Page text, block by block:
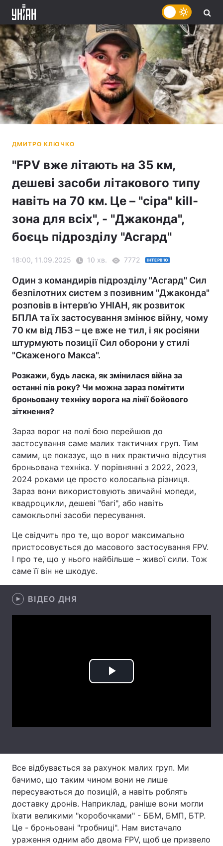
Головна Війна
Україна Політика
Економіка Світ
Спорт Наука
Зброя
Регіони
Контакти
Послуги
"FPV вже літають на 35 км,
дешеві засоби літакового типу
навіть на 70 км. Це – "сіра" kill-
зона для всіх", - "Джаконда",
боєць підрозділу "Асгард"
18:00, 11.09.2025 10 хв. 7772 ІНТЕРВ'Ю
Один з командирів підрозділу "Асгард" Сил
безпілотних систем з позивним "Джаконда"
розповів в інтерв’ю УНІАН, як розвиток
БПЛА та їх застосування змінює війну, чому
70 км від ЛБЗ – це вже не тил, і як росіяни
штурмують позиції Сил оборони у стилі
"Скаженого Макса".
Розкажи, будь ласка, як змінилася війна за
останні пів року? Чи можна зараз помітити
броньовану техніку ворога на лінії бойового
зіткнення?
Зараз ворог на полі бою перейшов до
застосування саме малих тактичних груп. Тим
самим, це показує, що в них практично відсутня
броньована техніка. У порівнянні з 2022, 2023,
2024 роками це просто колосальна різниця.
Зараз вони використовують звичайні мопеди,
квадроцикли, дешеві "багі", або навіть
самокльопні засоби пересування.
Це свідчить про те, що ворог максимально
пристосовується до масового застосування FPV.
І про те, що у нього найбільше – живої сили. Тож
саме її він не шкодує.
ВІДЕО ДНЯ
Play
Все відбувається за рахунок малих груп. Ми
бачимо, що таким чином вони не лише
пересуваються до позицій, а навіть роблять
доставку дронів. Наприклад, раніше вони могли
їхати великими "коробочками" - ББМ, БМП, БТР.
Це - броньовані "гробниці". Нам вистачало
ураження одним або двома FPV, щоб це призвело